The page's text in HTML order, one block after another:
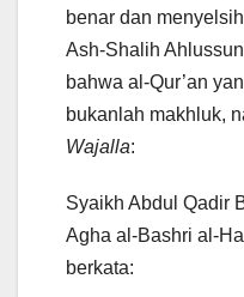
benar dan
Ash-Shalih
bahwa al-Qur’an
bukanlah makhluk,
Wajalla:
Syaikh Abdul Qadir
Agha al-Bashri al-
berkata: